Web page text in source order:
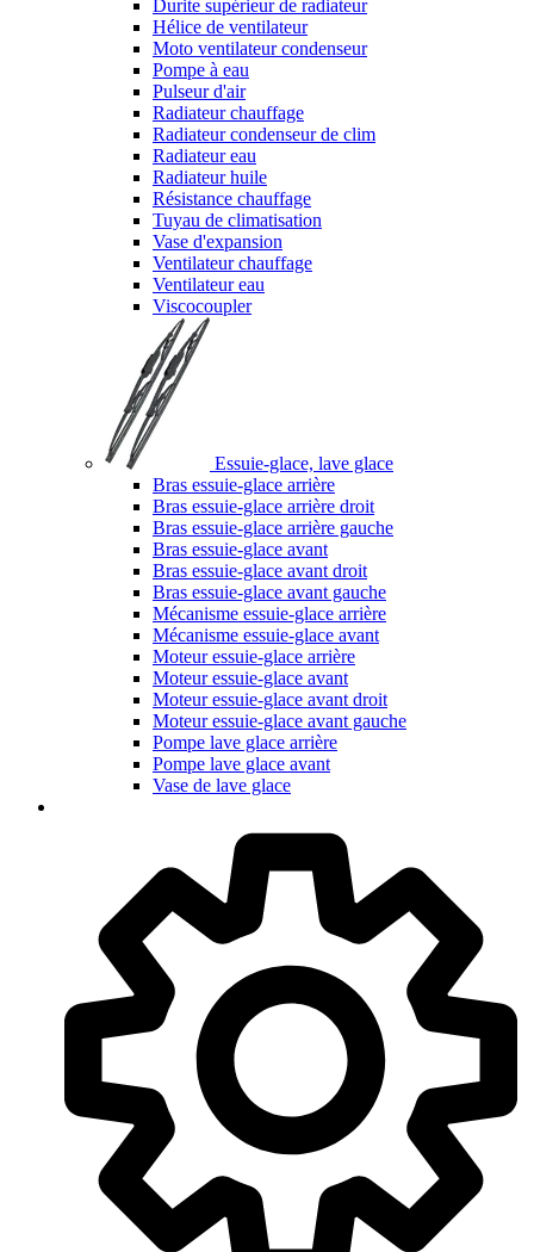
Durite supérieur de radiateur
Hélice de ventilateur
Moto ventilateur condenseur
Pompe à eau
Pulseur d'air
Radiateur chauffage
Radiateur condenseur de clim
Radiateur eau
Radiateur huile
Résistance chauffage
Tuyau de climatisation
Vase d'expansion
Ventilateur chauffage
Ventilateur eau
Viscocoupler
Essuie-glace, lave glace
Bras essuie-glace arrière
Bras essuie-glace arrière droit
Bras essuie-glace arrière gauche
Bras essuie-glace avant
Bras essuie-glace avant droit
Bras essuie-glace avant gauche
Mécanisme essuie-glace arrière
Mécanisme essuie-glace avant
Moteur essuie-glace arrière
Moteur essuie-glace avant
Moteur essuie-glace avant droit
Moteur essuie-glace avant gauche
Pompe lave glace arrière
Pompe lave glace avant
Vase de lave glace